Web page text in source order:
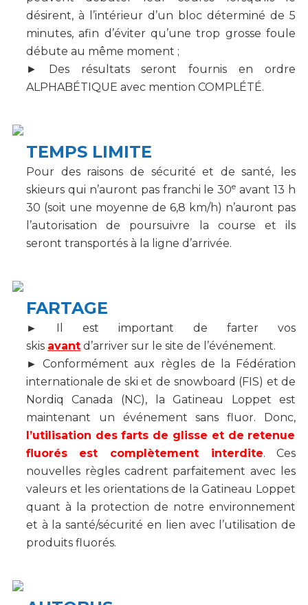
désirent, à l’intérieur d’un bloc déterminé de 5
minutes, afin d’éviter qu’une trop grosse foule
débute au même moment ;
► Des résultats seront fournis en ordre
ALPHABÉTIQUE avec mention COMPLÉTÉ.
TEMPS LIMITE
Pour des raisons de sécurité et de santé, les
skieurs qui n’auront pas franchi le 30e avant 13 h
30 (soit une moyenne de 6,8 km/h) n’auront pas
l’autorisation de poursuivre la course et ils
seront transportés à la ligne d’arrivée.
FARTAGE
►
Il est important de farter vos
skis avantd’arriver sur le site de l’événement.
► Conformément aux règles de la Fédération
internationale de ski et de snowboard (FIS) et de
Nordiq Canada (NC), la Gatineau Loppet est
maintenant un événement sans fluor. Donc,
l’utilisation des farts de glisse et de retenue
fluorés est complètement interdite. Ces
nouvelles règles cadrent parfaitement avec les
valeurs et les orientations de la Gatineau Loppet
quant à la protection de notre environnement
et à la santé/sécurité en lien avec l’utilisation de
produits fluorés.